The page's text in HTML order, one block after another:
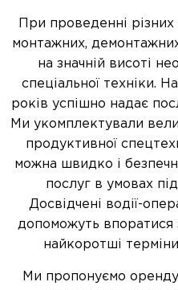
При проведенні
монтажних,
на значній висоті
спеціальної техніки.
років успішно надає
Ми укомплектували
продуктивної
можна швидко і
послуг в умовах
Досвідчені водії-
допоможуть впоратися
найкоротші
Ми пропонуємо